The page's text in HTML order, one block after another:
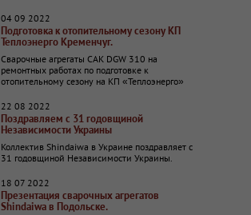
04 09 2022
Подготовка к отопительному сезону КП
Теплоэнерго Кременчуг.
Сварочные агрегаты САК DGW 310 на
ремонтных работах по подготовке к
отопительному сезону на КП «Теплоэнерго»
22 08 2022
Поздравляем с 31 годовщиной
Независимости Украины
Коллектив Shindaiwa в Украине поздравляет с
31 годовщиной Независимости Украины.
18 07 2022
Презентация сварочных агрегатов
Shindaiwa в Подольске.